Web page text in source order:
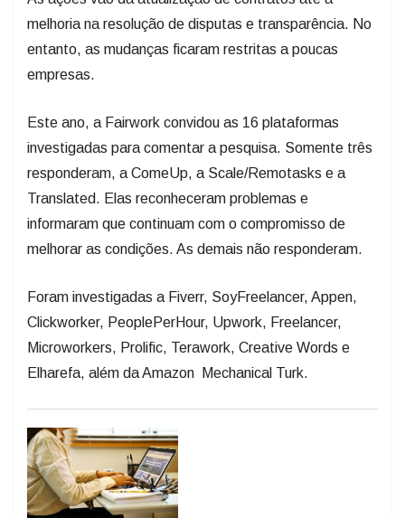
melhoria na resolução de disputas e transparência. No
entanto, as mudanças ficaram restritas a poucas
empresas.
Este ano, a Fairwork convidou as 16 plataformas
investigadas para comentar a pesquisa. Somente três
responderam, a ComeUp, a Scale/Remotasks e a
Translated. Elas reconheceram problemas e
informaram que continuam com o compromisso de
melhorar as condições. As demais não responderam.
Foram investigadas a Fiverr, SoyFreelancer, Appen,
Clickworker, PeoplePerHour, Upwork, Freelancer,
Microworkers, Prolific, Terawork, Creative Words e
Elharefa, além da Amazon Mechanical Turk.